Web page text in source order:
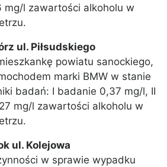
mg/l zawartości alkoholu w
ul. Piłsudskiego
powiatu sanockiego,
marki BMW w stanie
badań: I badanie 0,37 mg/l, II
mg/l zawartości alkoholu w
ul. Kolejowa
w sprawie wypadku